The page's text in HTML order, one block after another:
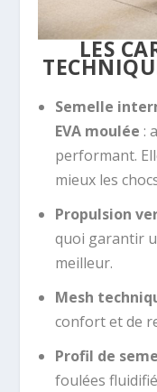
LES
Semelle
EVA moulée :
performant.
mieux les
Propulsion
quoi garantir
meilleur.
Mesh
confort et de
Profil de
foulées